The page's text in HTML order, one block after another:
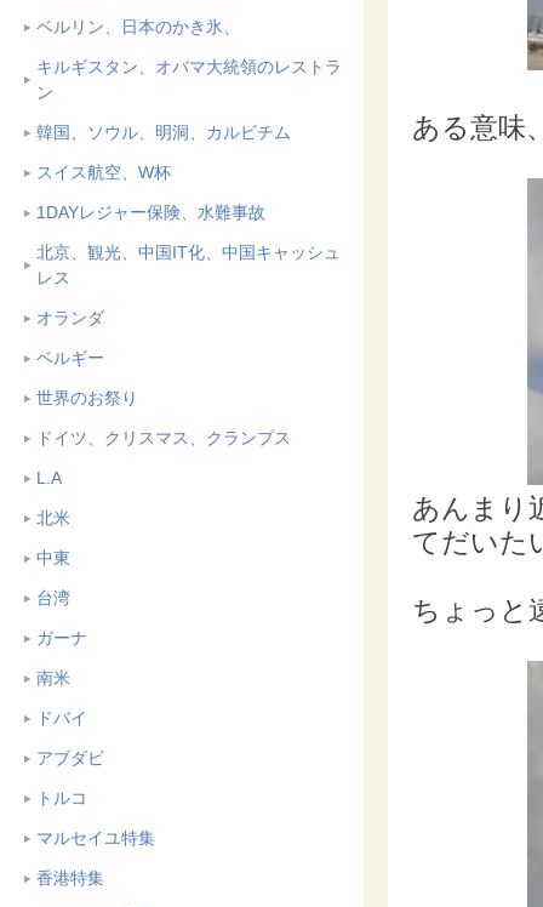
ベルリン、日本のかき氷、
キルギスタン、オバマ大統領のレストラ
ン
韓国、ソウル、明洞、カルビチム
スイス航空、W杯
1DAYレジャー保険、水難事故
北京、観光、中国IT化、中国キャッシュ
レス
オランダ
ベルギー
世界のお祭り
ドイツ、クリスマス、クランプス
L.A
北米
中東
台湾
ガーナ
南米
ドバイ
アブダビ
トルコ
マルセイユ特集
香港特集
ある意味
あんまり
てだいた
ちょっと